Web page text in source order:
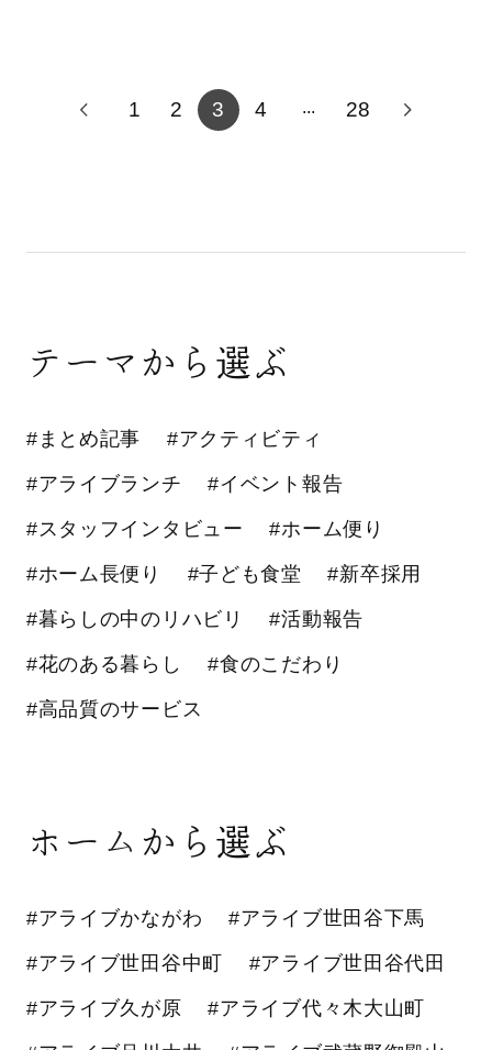
1 2 3 4 ... 28
テーマから選ぶ
#まとめ記事 #アクティビティ
#アライブランチ #イベント報告
#スタッフインタビュー #ホーム便り
#ホーム長便り #子ども食堂 #新卒採用
#暮らしの中のリハビリ #活動報告
#花のある暮らし #食のこだわり
#高品質のサービス
ホームから選ぶ
#アライブかながわ #アライブ世田谷下馬
#アライブ世田谷中町 #アライブ世田谷代田
#アライブ久が原 #アライブ代々木大山町